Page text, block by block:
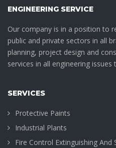
ENGINEERING SERVICE
Our company is in a position to
public and private sectors in all
planning, project design and
services in all engineering
SERVICES
Protective Paints
Industrial Plants
Fire Control Extinguishing And